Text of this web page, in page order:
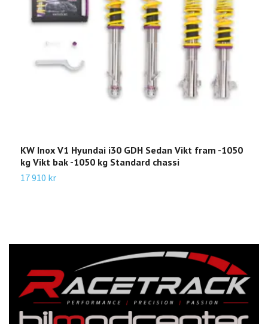
KW Inox V1 Hyundai i30 GDH Sedan Vikt fram -1050
kg Vikt bak -1050 kg Standard chassi
17 910 kr